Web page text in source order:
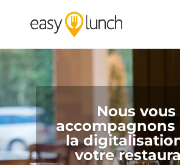
Nous vous
accompagnons
la
votre